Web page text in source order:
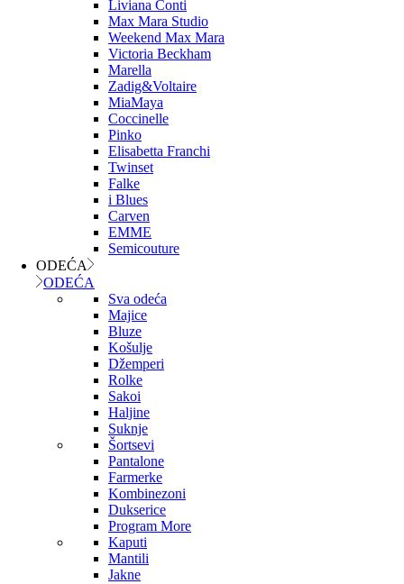
Liviana Conti
Max Mara Studio
Weekend Max Mara
Victoria Beckham
Marella
Zadig&Voltaire
MiaMaya
Coccinelle
Pinko
Elisabetta Franchi
Twinset
Falke
i Blues
Carven
EMME
Semicouture
ODEĆA
ODEĆA
Sva odeća
Majice
Bluze
Košulje
Džemperi
Rolke
Sakoi
Haljine
Suknje
Šortsevi
Pantalone
Farmerke
Kombinezoni
Dukserice
Program More
Kaputi
Mantili
Jakne